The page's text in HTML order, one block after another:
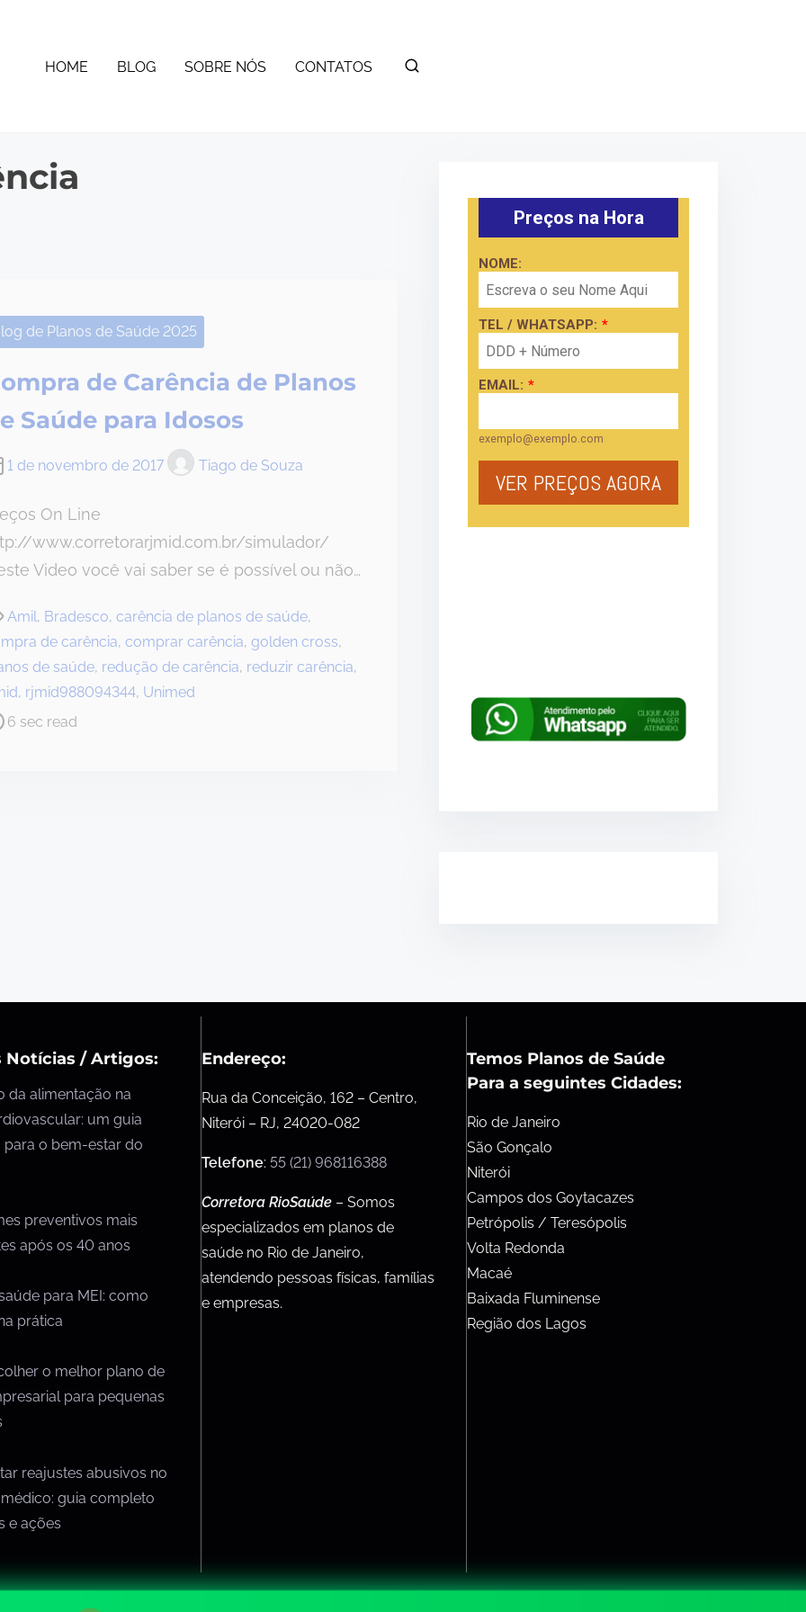
HOME BLOG SOBRE NÓS CONTATOS
de Planos de Saúde 2025
de Carência de Planos
Saúde para Idosos
1 de novembro de 2017 Tiago de Souza
On Line
www.corretorarjmid.com.br/simulador/
Video você vai saber se é possível ou não…
Amil, Bradesco, carência de planos de saúde,
de carência, comprar carência, golden cross,
de saúde, redução de carência, reduzir carência,
, rjmid988094344, Unimed
6 sec read
Notícias / Artigos:
da alimentação na
um guia
o bem-estar do
preventivos mais
após os 40 anos
para MEI: como
prática
o melhor plano de
para pequenas
reajustes abusivos no
guia completo
e ações
Endereço:
Rua da Conceição, 162 – Centro,
Niterói – RJ, 24020-082
Telefone: 55 (21) 968116388
Corretora RioSaúde – Somos
especializados em planos de
saúde no Rio de Janeiro,
atendendo pessoas físicas, famílias
e empresas.
Temos Planos de Saúde
Para a seguintes Cidades:
Rio de Janeiro
São Gonçalo
Niterói
Campos dos Goytacazes
Petrópolis / Teresópolis
Volta Redonda
Macaé
Baixada Fluminense
Região dos Lagos